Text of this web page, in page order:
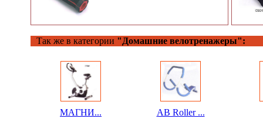
Так же в категории "Домашние велотренажеры":
МАГНИ... AB Roller ...